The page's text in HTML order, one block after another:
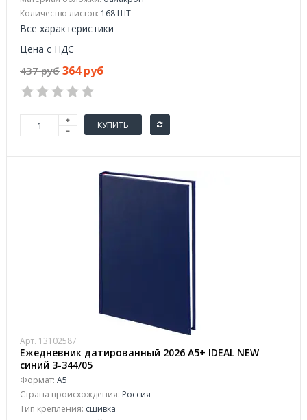
Количество листов: 168 ШТ
Все характеристики
Цена с НДС
437 руб 364 руб
КУПИТЬ
Арт. 13102587
Ежедневник датированный 2026 А5+ IDEAL NEW
синий 3-344/05
Формат: А5
Страна происхождения: Россия
Тип крепления: сшивка